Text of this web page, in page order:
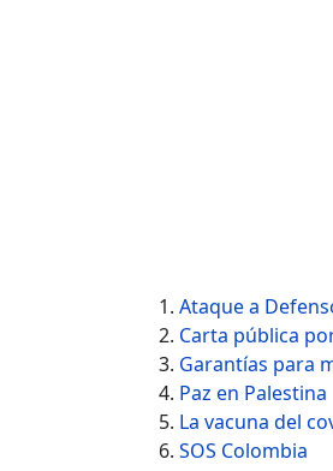
Ataque a
Carta pública
Garantías para
Paz en Palestina
La vacuna del
SOS Colombia